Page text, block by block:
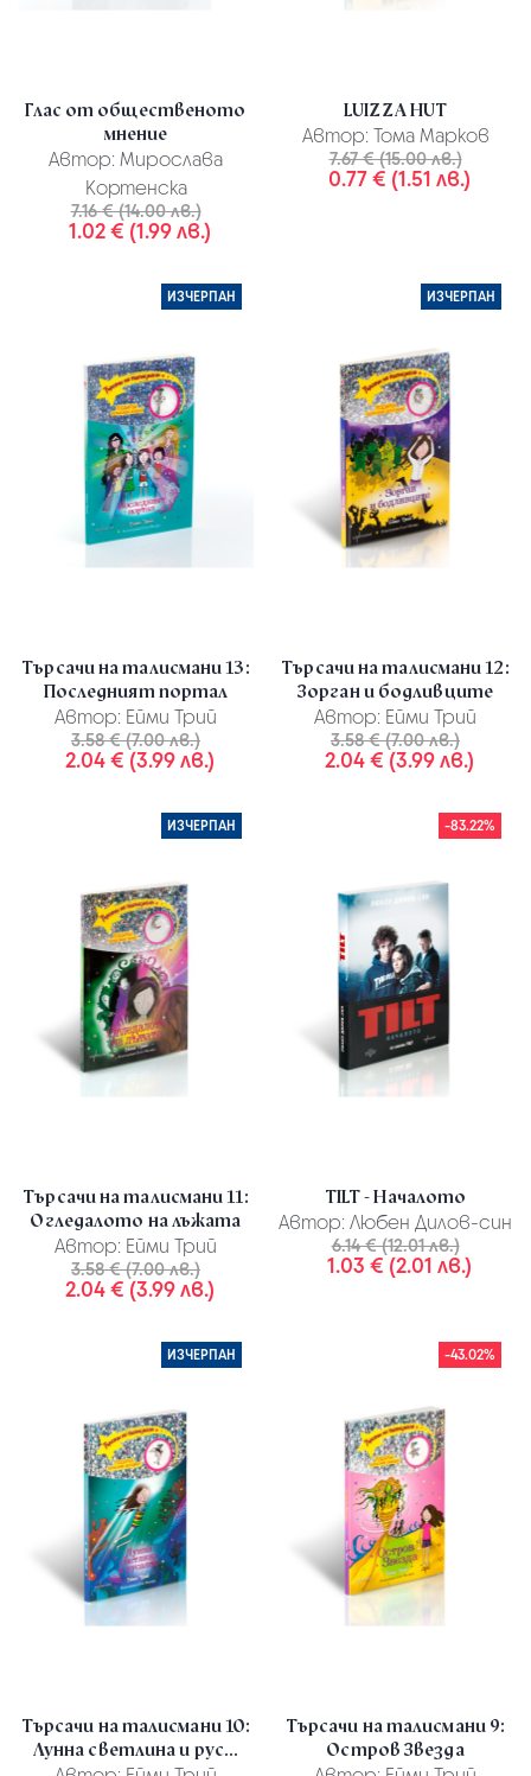
Глас от общественото
мнение
Автор: Мирослава
Кортенска
7.16 € (14.00 лв.)
1.02 € (1.99 лв.)
LUIZZA HUT
Автор: Тома Марков
7.67 € (15.00 лв.)
0.77 € (1.51 лв.)
ИЗЧЕРПАН
Търсачи на талисмани 13:
Последният портал
Автор: Ейми Трий
3.58 € (7.00 лв.)
2.04 € (3.99 лв.)
ИЗЧЕРПАН
Търсачи на талисмани 12:
Зорган и бодливците
Автор: Ейми Трий
3.58 € (7.00 лв.)
2.04 € (3.99 лв.)
ИЗЧЕРПАН
Търсачи на талисмани 11:
Огледалото на лъжата
Автор: Ейми Трий
3.58 € (7.00 лв.)
2.04 € (3.99 лв.)
-83.22%
TILT - Началото
Автор: Любен Дилов-син
6.14 € (12.01 лв.)
1.03 € (2.01 лв.)
ИЗЧЕРПАН
Търсачи на талисмани 10:
Лунна светлина и рус...
-43.02%
Търсачи на талисмани 9:
Остров Звезда